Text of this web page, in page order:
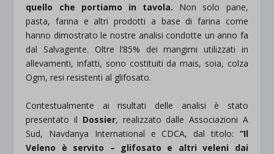
quello che portiamo in tavola. Non solo pane,
pasta, farina e altri prodotti a base di farina come
hanno dimostrato le nostre analisi condotte un anno fa
dal Salvagente. Oltre l’85% dei mangimi utilizzati in
allevamenti, infatti, sono costituiti da mais, soia, colza
Ogm, resi resistenti al glifosato.
Contestualmente ai risultati delle analisi è stato
presentato il Dossier, realizzato dalle Associazioni A
Sud, Navdanya International e CDCA, dal titolo: “Il
Veleno è servito – glifosato e altri veleni dai